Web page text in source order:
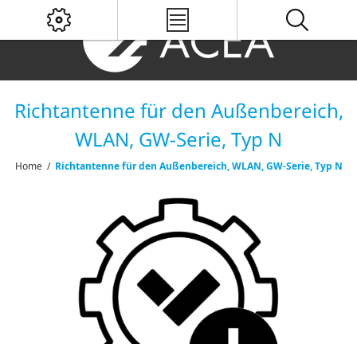
Richtantenne für den Außenbereich,
WLAN, GW-Serie, Typ N
Home / Richtantenne für den Außenbereich, WLAN, GW-Serie, Typ N